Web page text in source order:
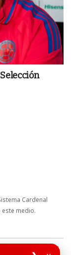
Cardenal
este medio.
Intelectual